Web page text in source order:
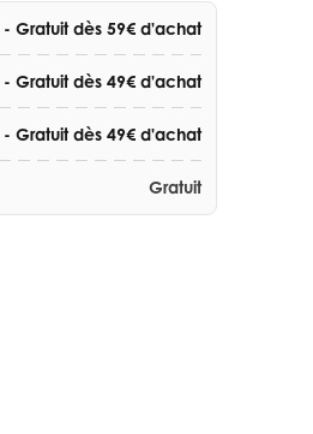
- Gratuit dès 59€ d'achat
- Gratuit dès 49€ d'achat
- Gratuit dès 49€ d'achat
Gratuit